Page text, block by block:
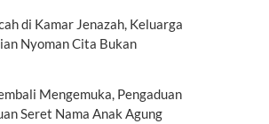
di Kamar Jenazah, Keluarga
Nyoman Cita Bukan
Mengemuka, Pengaduan
Seret Nama Anak Agung